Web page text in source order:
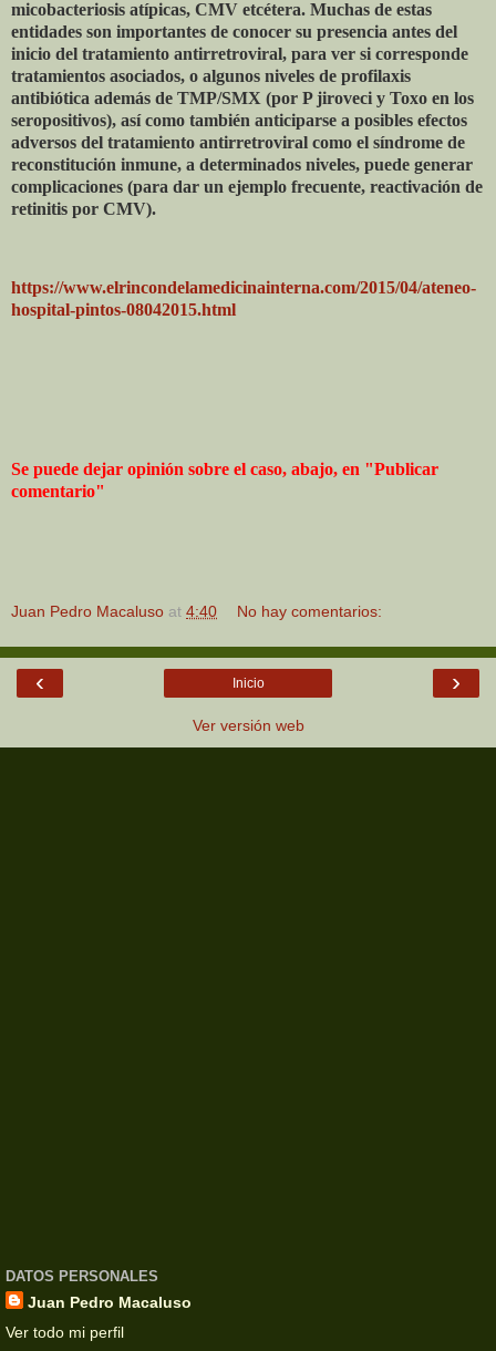
micobacteriosis atípicas, CMV etcétera. Muchas de estas
entidades son importantes de conocer su presencia antes del
inicio del tratamiento antirretroviral, para ver si corresponde
tratamientos asociados, o algunos niveles de profilaxis
antibiótica además de TMP/SMX (por P jiroveci y Toxo en los
seropositivos), así como también anticiparse a posibles efectos
adversos del tratamiento antirretroviral como el síndrome de
reconstitución inmune, a determinados niveles, puede generar
complicaciones (para dar un ejemplo frecuente, reactivación de
retinitis por CMV).
https://www.elrincondelamedicinainterna.com/2015/04/ateneo-
hospital-pintos-08042015.html
Se puede dejar opinión sobre el caso, abajo, en "Publicar
comentario"
Juan Pedro Macaluso at 4:40 No hay comentarios:
‹ ›
Inicio
Ver versión web
DATOS PERSONALES
Juan Pedro Macaluso
Ver todo mi perfil